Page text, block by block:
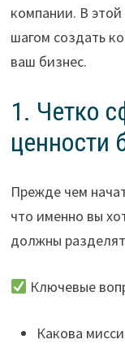
компании. В этой
шагом создать
ваш бизнес.
1. Четко
ценности
Прежде чем
что именно вы
должны
Ключевые
Какова